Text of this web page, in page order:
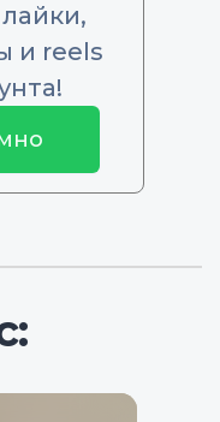
и reels